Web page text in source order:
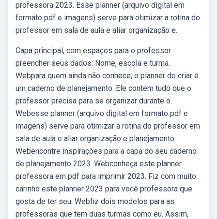
professora 2023. Esse planner (arquivo digital em
formato pdf e imagens) serve para otimizar a rotina do
professor em sala de aula e aliar organização e.
Capa principal, com espaços para o professor
preencher seus dados: Nome, escola e turma.
Webpara quem ainda não conhece, o planner do criar é
um caderno de planejamento. Ele contem tudo que o
professor precisa para se organizar durante o.
Webesse planner (arquivo digital em formato pdf e
imagens) serve para otimizar a rotina do professor em
sala de aula e aliar organização e planejamento.
Webencontre inspirações para a capa do seu caderno
de planejamento 2023. Webconheça este planner
professora em pdf para imprimir 2023. Fiz com muito
carinho este planner 2023 para você professora que
gosta de ter seu. Webfiz dois modelos para as
professoras que tem duas turmas como eu. Assim,